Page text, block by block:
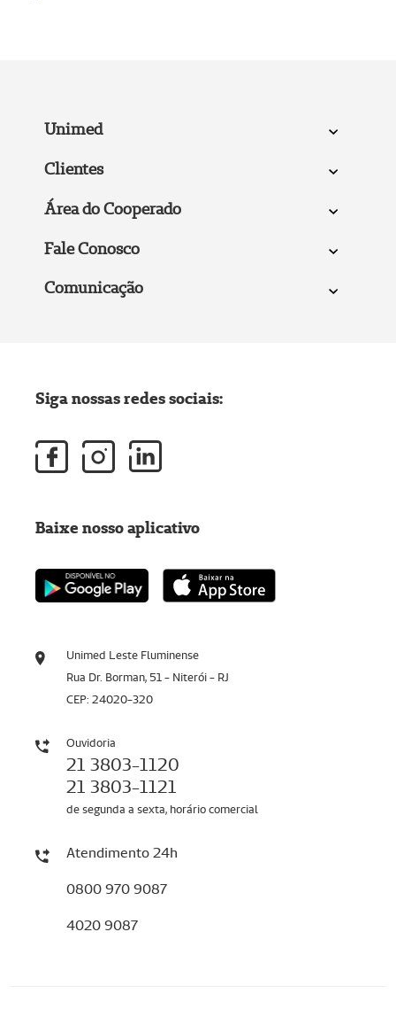
Unimed
Clientes
Área do Cooperado
Fale Conosco
Comunicação
Unimed Leste Fluminense
Rua Dr. Borman, 51 - Niterói - RJ
CEP: 24020-320
Ouvidoria
21 3803-1120
21 3803-1121
de segunda a sexta, horário comercial
Atendimento 24h
0800 970 9087
4020 9087
Siga nossas redes sociais:
Baixe nosso aplicativo